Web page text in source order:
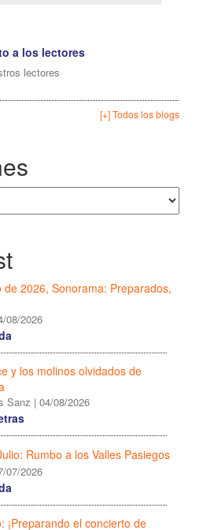
a los lectores
lectores
[+] Todos los blogs
2026, Sonorama: Preparados,
08/2026
y los molinos olvidados de
Sanz | 04/08/2026
Rumbo a los Valles Pasiegos
07/2026
¡Preparando el concierto de